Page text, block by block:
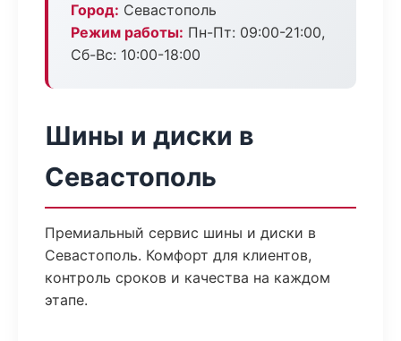
Город: Севастополь
Режим работы: Пн-Пт: 09:00-21:00,
Сб-Вс: 10:00-18:00
Шины и диски в
Севастополь
Премиальный сервис шины и диски в
Севастополь. Комфорт для клиентов,
контроль сроков и качества на каждом
этапе.